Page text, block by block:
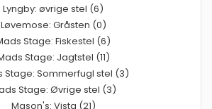
Lyngby: øvrige stel (6)
Løvemose: Gråsten (0)
Stage: Fiskestel (6)
Stage: Jagtstel (11)
Stage: Sommerfugl stel (3)
Stage: Øvrige stel (3)
Mason's: Vista (21)